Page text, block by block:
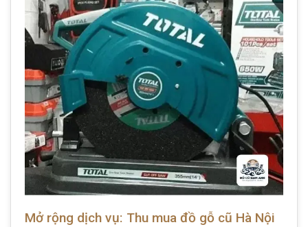
Mở rộng dịch vụ: Thu mua đồ gỗ cũ Hà Nội